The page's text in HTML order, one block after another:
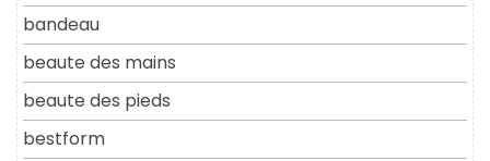
bandeau
beaute des mains
beaute des pieds
bestform